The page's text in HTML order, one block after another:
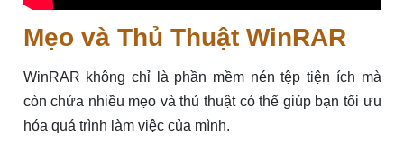
Mẹo và Thủ Thuật WinRAR
WinRAR không chỉ là phần mềm nén tệp tiện ích mà
còn chứa nhiều mẹo và thủ thuật có thể giúp bạn tối ưu
hóa quá trình làm việc của mình.